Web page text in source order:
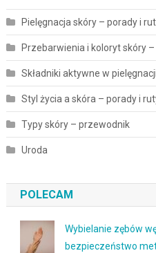
Pielęgnacja skóry – porady i
Przebarwienia i koloryt skóry
Składniki aktywne w
Styl życia a skóra – porady i
Typy skóry – przewodnik
Uroda
POLECAM
Wybielanie zębów
bezpieczeństwo